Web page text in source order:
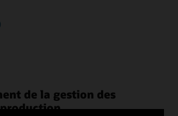
de la gestion des